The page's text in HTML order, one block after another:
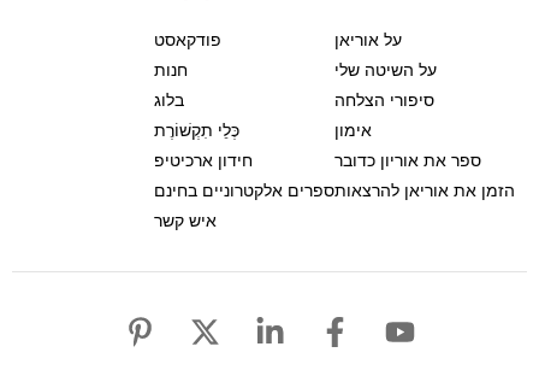
על אוריאן
על השיטה שלי
סיפורי הצלחה
ספר את אוריון כדובר
את אוריאן להרצאות
פודקאסט
כְּלֵי תִקְשׁוֹרֶת
חידון ארכיטיפ
ספרים אלקטרוניים בחינם
איש קשר